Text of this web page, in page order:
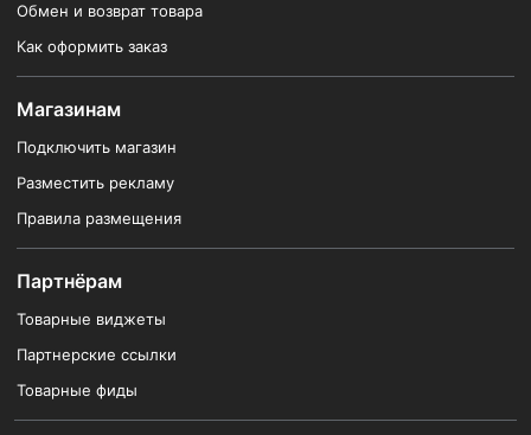
Обмен и возврат товара
Как оформить заказ
Магазинам
Подключить магазин
Разместить рекламу
Правила размещения
Партнёрам
Товарные виджеты
Партнерские ссылки
Товарные фиды